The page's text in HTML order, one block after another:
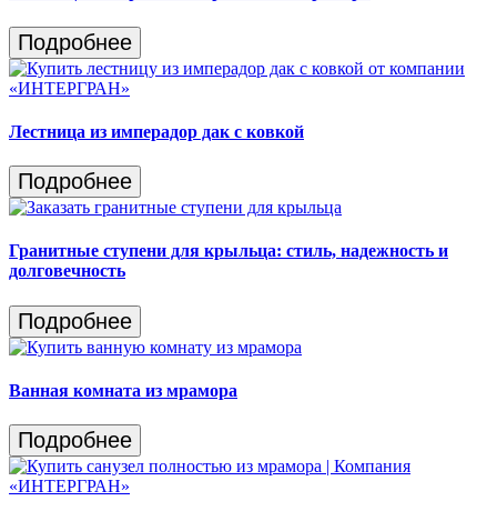
Подробнее
Лестница из имперадор дак с ковкой
Подробнее
Гранитные ступени для крыльца: стиль, надежность и
долговечность
Подробнее
Ванная комната из мрамора
Подробнее